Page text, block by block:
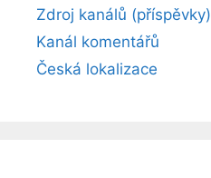
Zdroj kanálů (příspěvky)
Kanál komentářů
Česká lokalizace